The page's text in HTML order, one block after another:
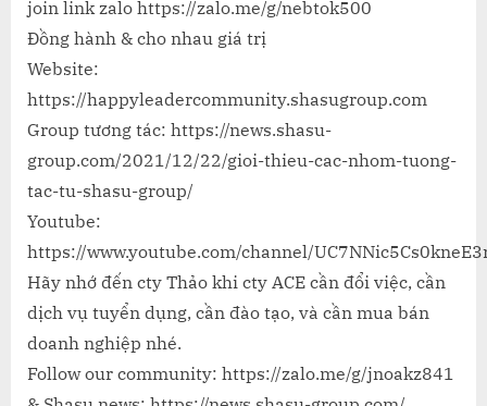
join link zalo https://zalo.me/g/nebtok500
Đồng hành & cho nhau giá trị
Website:
https://happyleadercommunity.shasugroup.com
Group tương tác: https://news.shasu-
group.com/2021/12/22/gioi-thieu-cac-nhom-tuong-
tac-tu-shasu-group/
Youtube:
https://www.youtube.com/channel/
Hãy nhớ đến cty Thảo khi cty ACE cần đổi việc, cần
dịch vụ tuyển dụng, cần đào tạo, và cần mua bán
doanh nghiệp nhé.
Follow our community: https://zalo.me/g/jnoakz841